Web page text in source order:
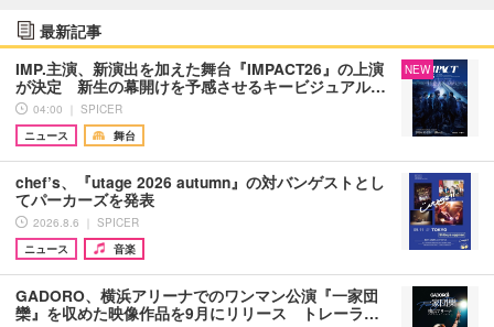
最新記事
IMP.主演、新演出を加えた舞台『IMPACT26』の上演
が決定 新生の幕開けを予感させるキービジュアル…
04:00 ｜ SPICER
ニュース
舞台
NEW
chef’s、『utage 2026 autumn』の対バンゲストとし
てパーカーズを発表
2026.8.6 ｜ SPICER
ニュース
音楽
GADORO、横浜アリーナでのワンマン公演『一家団
欒』を収めた映像作品を9月にリリース トレーラ…